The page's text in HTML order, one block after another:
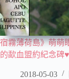
宿霧薄荷島》萌萌
的歃血盟約紀念碑
2018-05-03